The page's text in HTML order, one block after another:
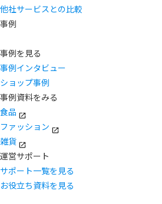
他社サービスとの比較
事例
事例を見る
事例インタビュー
ショップ事例
事例資料をみる
食品
ファッション
雑貨
運営サポート
サポート一覧を見る
お役立ち資料を見る